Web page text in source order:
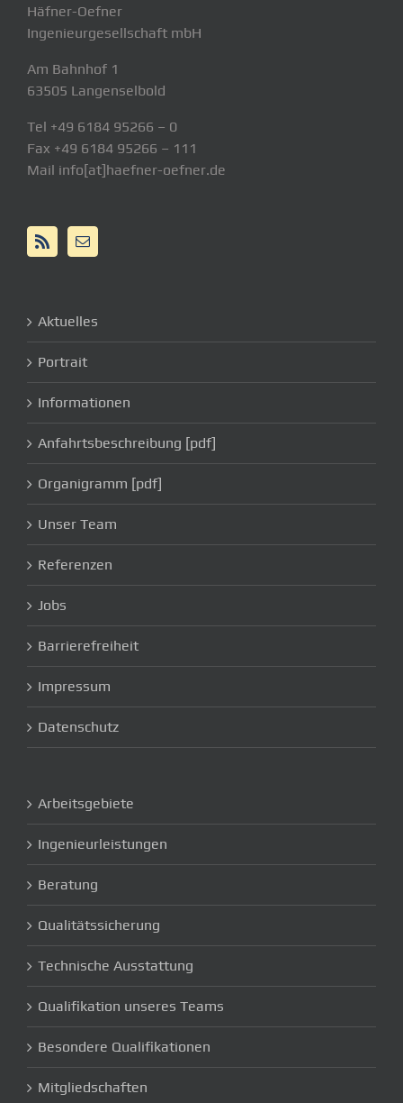
Häfner-Oefner
Ingenieurgesellschaft mbH
Am Bahnhof 1
63505 Langenselbold
Tel +49 6184 95266 – 0
Fax +49 6184 95266 – 111
Mail info[at]haefner-oefner.de
Aktuelles
Portrait
Informationen
Anfahrtsbeschreibung [pdf]
Organigramm [pdf]
Unser Team
Referenzen
Jobs
Barrierefreiheit
Impressum
Datenschutz
Arbeitsgebiete
Ingenieurleistungen
Beratung
Qualitätssicherung
Technische Ausstattung
Qualifikation unseres Teams
Besondere Qualifikationen
Mitgliedschaften